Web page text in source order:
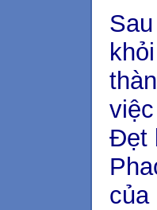
Đẹt
của